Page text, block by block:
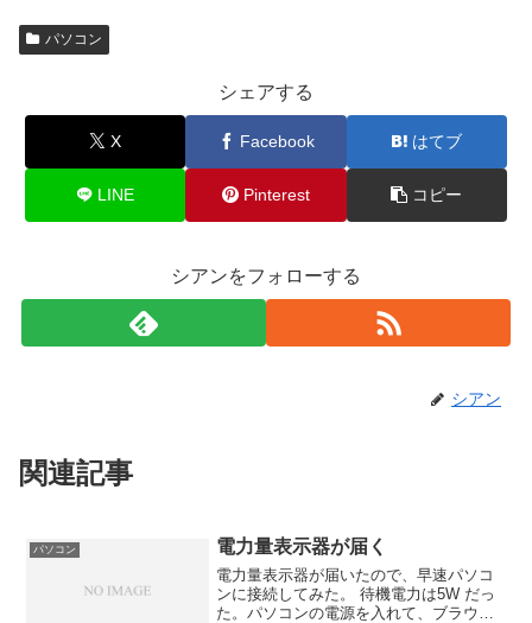
パソコン
シェアする
X Facebook はてブ
LINE Pinterest コピー
シアンをフォローする
シアン
関連記事
パソコン 電力量表示器が届く
電力量表示器が届いたので、早速パソコ
ンに接続してみた。 待機電力は5W だっ
た。パソコンの電源を入れて、ブラウザ